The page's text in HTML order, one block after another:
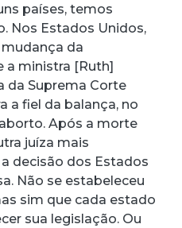
países, temos
Nos Estados Unidos,
da
a ministra [Ruth]
da Suprema Corte
a fiel da balança, no
Após a morte
juíza mais
decisão dos Estados
Não se estabeleceu
sim que cada estado
sua legislação. Ou